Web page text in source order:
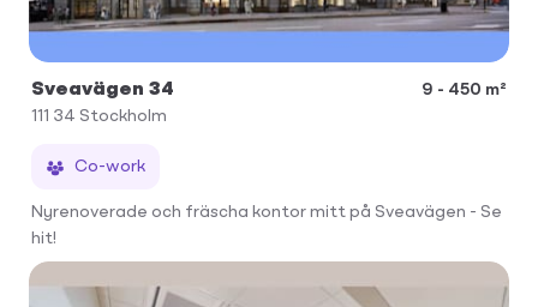
Sveavägen 34
9 - 450 m²
111 34 Stockholm
Co-work
Nyrenoverade och fräscha kontor mitt på Sveavägen - Se
hit!